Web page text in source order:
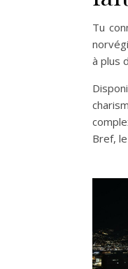
Tu
à plus
Bref,